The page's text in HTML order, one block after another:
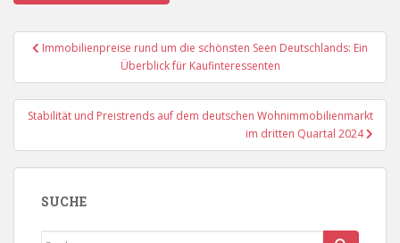
Beitragsnavigation
Immobilienpreise rund um die schönsten Seen Deutschlands: Ein
Überblick für Kaufinteressenten
Stabilität und Preistrends auf dem deutschen Wohnimmobilienmarkt
im dritten Quartal 2024
SUCHE